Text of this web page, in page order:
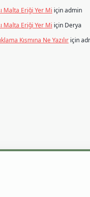
Malta Eriği Yer Mi içinadmin
Malta Eriği Yer Mi için Derya
Kısmına Ne Yazılır için
m elexbet